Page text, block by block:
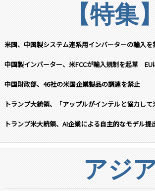
【特
米国、中国製システム連系用インバーターの輸入を
中国製インバーター、米FCCが輸入規制を起草 EU
中国財政部、46社の米国企業製品の調達を禁止
トランプ大統領、「アップルがインテルと協力し
トランプ米大統領、AI企業による自主的なモデル提
アジ